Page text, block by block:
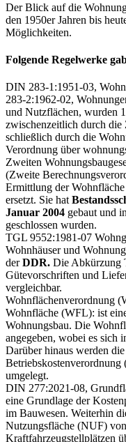
Der Blick auf die
den 1950er Jahren bis
Möglichkeiten.
Folgende Regelwerke
DIN 283-1:1951-03,
283-2:1962-02,
und Nutzflächen, wurden
zwischenzeitlich durch
schließlich durch die
Verordnung über
Zweiten
(Zweite
Ermittlung der
ersetzt. Sie hat
Januar 2004 gebaut und
geschlossen wurden.
TGL 9552:1981-07
Wohnhäuser und
derDDR. Die Abkürzung
Gütevorschriften und
vergleichbar.
Wohnflächenverordnung
Wohnfläche (WFL): ist
Wohnungsbau. Die
angegeben, wobei es sich
Darüber hinaus werden
umgelegt.
DIN 277:2021-08,
eine Grundlage der
im Bauwesen. Weiterhin
Nutzungsfläche (NUF)
Kraftfahrzeugstellplätzen